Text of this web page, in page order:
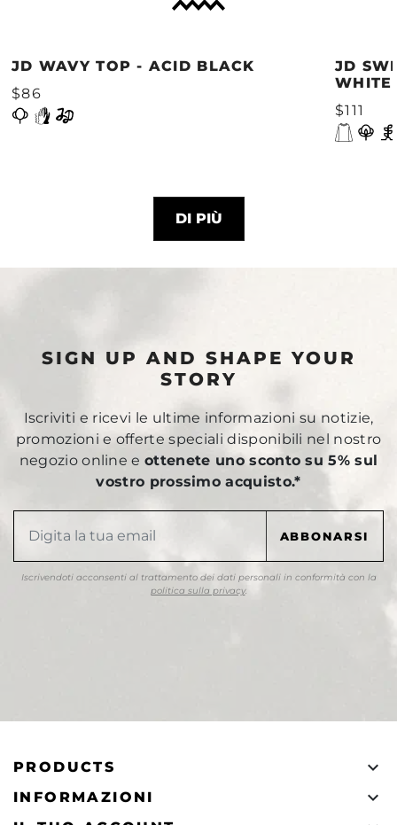
JD WAVY TOP - ACID BLACK
$86
JD
WHITE
$111
DI PIÙ
SIGN UP AND SHAPE YOUR
STORY
Iscriviti e ricevi le ultime informazioni su notizie,
promozioni e offerte speciali disponibili nel nostro
negozio online eottenete uno sconto su 5% sul
vostro prossimo acquisto.*
Iscrivendoti acconsenti al trattamento dei dati personali in conformità con la
politica sulla privacy.
PRODUCTS 
INFORMAZIONI 